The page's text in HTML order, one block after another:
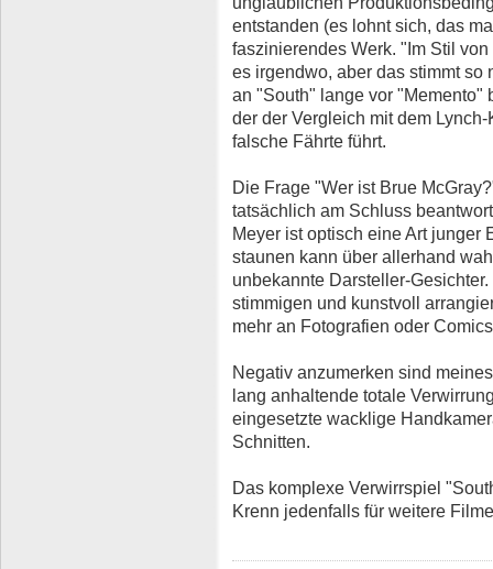
entstanden (es lohnt sich, das
faszinierendes Werk. "Im Stil
es irgendwo, aber das stimmt so
an "South" lange vor "Memento"
der der Vergleich mit dem
falsche Fährte führt.
Die Frage "Wer ist Brue
tatsächlich am Schluss
Meyer ist optisch eine Art junger
staunen kann über allerhand
unbekannte Darsteller-
stimmigen und kunstvoll
mehr an Fotografien oder
Negativ anzumerken sind
lang anhaltende totale
eingesetzte wacklige
Schnitten.
Das komplexe Verwirrspiel
Krenn jedenfalls für weitere